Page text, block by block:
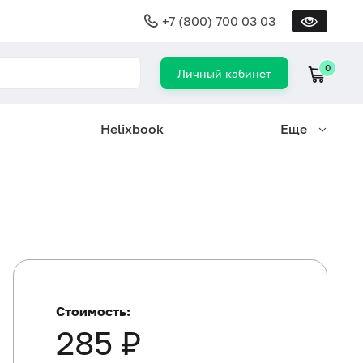
+7 (800) 700 03 03
Личный кабинет 0
Helixbook Еще
Стоимость:
285 ₽